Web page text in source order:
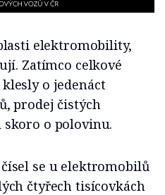
elektromobility,
Zatímco celkové
o jedenáct
prodej čistých
o polovinu.
se u elektromobilů
čtyřech tisícovkách